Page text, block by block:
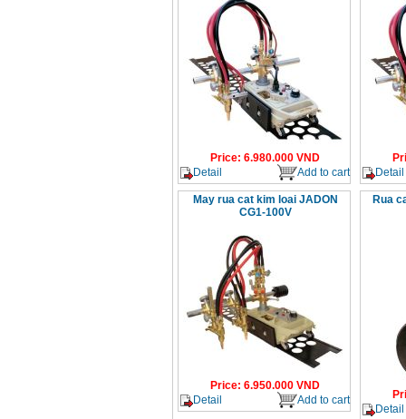
Price: 6.980.000 VND
Detail
Add to cart
Detail
May rua cat kim loai JADON
CG1-100V
Price: 6.950.000 VND
Detail
Add to cart
Rua
Detail